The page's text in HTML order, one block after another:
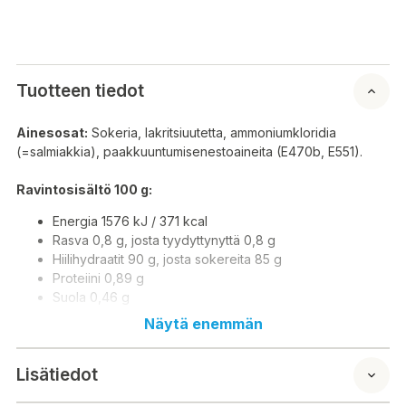
Tuotteen tiedot
Ainesosat: Sokeria, lakritsiuutetta, ammoniumkloridia
(=salmiakkia), paakkuuntumisenestoaineita (E470b, E551).
Ravintosisältö 100 g:
Energia 1576 kJ / 371 kcal
Rasva 0,8 g, josta tyydyttynyttä 0,8 g
Hiilihydraatit 90 g, josta sokereita 85 g
Proteiini 0,89 g
Suola 0,46 g
Alankomaat
Maahantuoja/Markkinoija:
Turku
Näytä enemmän
Lisätiedot